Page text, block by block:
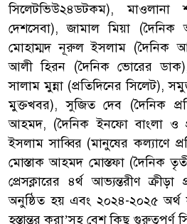
সিলেটভিউ২৪ডটকম), মাওলানা
দেশসেবা), জামাল মিয়া
মোহাম্মদ নূরুল ইসলাম (দৈনিক
আলী হিরন (দৈনিক ভোরের
সালাম মুন্না (প্রতিদিনের সিলেট),
মুক্তখবর), সুজিত দেব (দৈনিক
আহমদ, (দৈনিক ইনফো বাংলা ও
ইসলাম সাব্বির (মানুষের কল্যাণে
মোস্তাক আহমদ মোস্তফা (দৈনিক
প্রেসক্লারের ৪র্থ আভ্যন্তরীণ ক্রীড়া
অনুষ্ঠিত হয় এবং ২০২৪-২০২৫ অর্থ
হস্তান্তর করা’সহ বেশ কিছু গুরুত্বপূর্ণ